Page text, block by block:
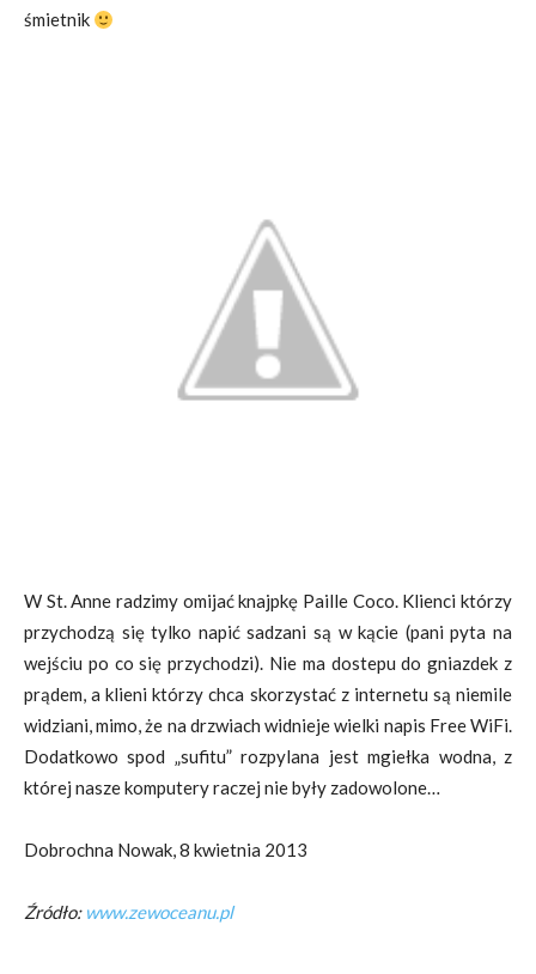
śmietnik
W St. Anne radzimy omijać knajpkę Paille Coco. Klienci którzy
przychodzą się tylko napić sadzani są w kącie (pani pyta na
wejściu po co się przychodzi). Nie ma dostepu do gniazdek z
prądem, a klieni którzy chca skorzystać z internetu są niemile
widziani, mimo, że na drzwiach widnieje wielki napis Free WiFi.
Dodatkowo spod „sufitu” rozpylana jest mgiełka wodna, z
której nasze komputery raczej nie były zadowolone…
Dobrochna Nowak, 8 kwietnia 2013
Źródło: www.zewoceanu.pl